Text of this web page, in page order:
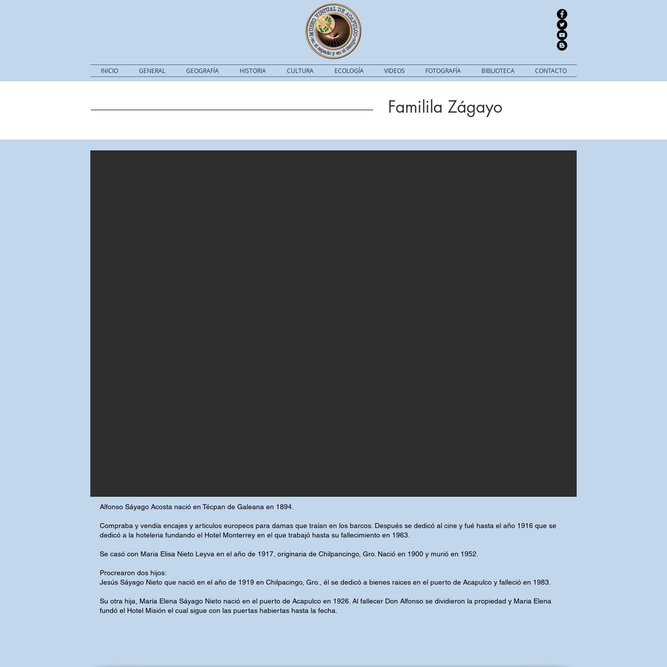
INICIO GENERAL GEOGRAFÍA HISTORIA CULTURA ECOLOGÍA VIDEOS FOTOGRAFÍA BIBLIOTECA CONTACTO
Familila Zágayo
Alfonso Sáyago Acosta nació en Técpan de Galeana en 1894.
Compraba y vendía encajes y articulos europeos para damas que traían en los barcos. Después se dedicó al cine y fué hasta el año 1916 que se
dedicó a la hoteleria fundando el Hotel Monterrey en el que trabajó hasta su fallecimiento en 1963.
Se casó con Maria Elisa Nieto Leyva en el año de 1917, originaria de Chilpancingo, Gro. Nació en 1900 y murió en 1952.
Procrearon dos hijos:
Jesús Sáyago Nieto que nació en el año de 1919 en Chilpacingo, Gro., él se dedicó a bienes raices en el puerto de Acapulco y falleció en 1983.
Su otra hija, María Elena Sáyago Nieto nació en el puerto de Acapulco en 1926. Al fallecer Don Alfonso se dividieron la propiedad y Maria Elena
fundó el Hotel Misión el cual sigue con las puertas habiertas hasta la fecha.